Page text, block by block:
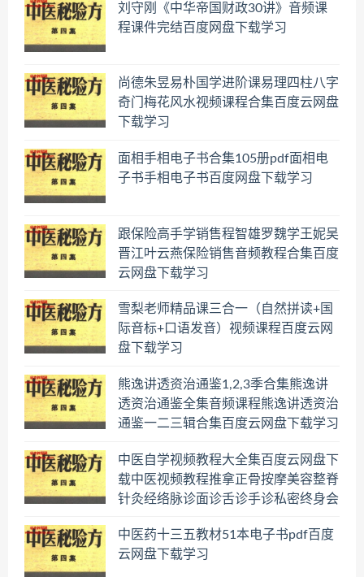
刘守刚《中华帝国财政30讲》音频课
程课件完结百度网盘下载学习
尚德朱昱易朴国学进阶课易理四柱八字
奇门梅花风水视频课程合集百度云网盘
下载学习
面相手相电子书合集105册pdf面相电
子书手相电子书百度网盘下载学习
跟保险高手学销售程智雄罗魏学王妮吴
晋江叶云燕保险销售音频教程合集百度
云网盘下载学习
雪梨老师精品课三合一（自然拼读+国
际音标+口语发音）视频课程百度云网
盘下载学习
熊逸讲透资治通鉴1,2,3季合集熊逸讲
透资治通鉴全集音频课程熊逸讲透资治
通鉴一二三辑合集百度云网盘下载学习
中医自学视频教程大全集百度云网盘下
载中医视频教程推拿正骨按摩美容整脊
针灸经络脉诊面诊舌诊手诊私密终身会
中医药十三五教材51本电子书pdf百度
云网盘下载学习